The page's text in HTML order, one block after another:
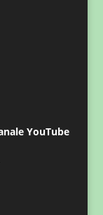
YouTube